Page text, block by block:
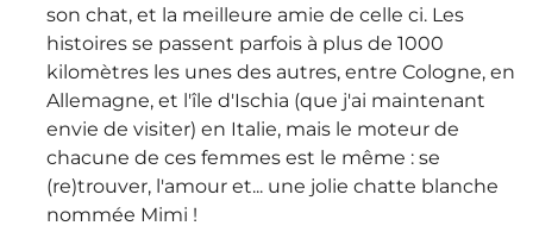
son chat, et la meilleure amie de celle ci. Les
histoires se passent parfois à plus de 1000
kilomètres les unes des autres, entre Cologne, en
Allemagne, et l'île d'Ischia (que j'ai maintenant
envie de visiter) en Italie, mais le moteur de
chacune de ces femmes est le même : se
(re)trouver, l'amour et... une jolie chatte blanche
nommée Mimi !